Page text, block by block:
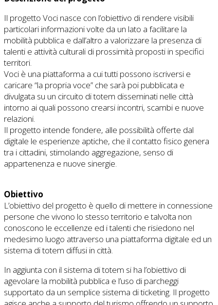
Il progetto Voci nasce con l’obiettivo di rendere visibili
particolari informazioni volte da un lato a facilitare la
mobilità pubblica e dall’altro a valorizzare la presenza di
talenti e attività culturali di prossimità proposti in specifici
territori.
Voci è una piattaforma a cui tutti possono iscriversi e
caricare “la propria voce” che sarà poi pubblicata e
divulgata su un circuito di totem disseminati nelle città
intorno ai quali possono crearsi incontri, scambi e nuove
relazioni.
Il progetto intende fondere, alle possibilità offerte dal
digitale le esperienze aptiche, che il contatto fisico genera
tra i cittadini, stimolando aggregazione, senso di
appartenenza e nuove sinergie.
Obiettivo
L’obiettivo del progetto è quello di mettere in connessione
persone che vivono lo stesso territorio e talvolta non
conoscono le eccellenze ed i talenti che risiedono nel
medesimo luogo attraverso una piattaforma digitale ed un
sistema di totem diffusi in città.
In aggiunta con il sistema di totem si ha l’obiettivo di
agevolare la mobilità pubblica e l’uso di parcheggi
supportato da un semplice sistema di ticketing. Il progetto